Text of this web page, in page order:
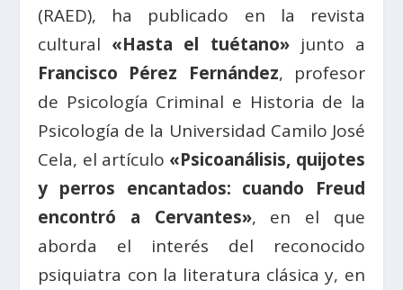
(RAED), ha publicado en la revista
cultural «Hasta el tuétano» junto a
Francisco Pérez Fernández, profesor
de Psicología Criminal e Historia de la
Psicología de la Universidad Camilo José
Cela, el artículo «Psicoanálisis, quijotes
y perros encantados: cuando Freud
encontró a Cervantes», en el que
aborda el interés del reconocido
psiquiatra con la literatura clásica y, en